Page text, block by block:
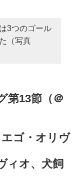
3つのゴール
（写真
第13節（＠
ゴ・オリヴ
オ、犬飼